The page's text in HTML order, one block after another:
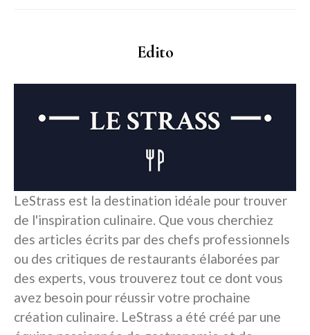
Edito
LeStrass est la destination idéale pour trouver
de l'inspiration culinaire. Que vous cherchiez
des articles écrits par des chefs professionnels
ou des critiques de restaurants élaborées par
des experts, vous trouverez tout ce dont vous
avez besoin pour réussir votre prochaine
création culinaire. LeStrass a été créé par une